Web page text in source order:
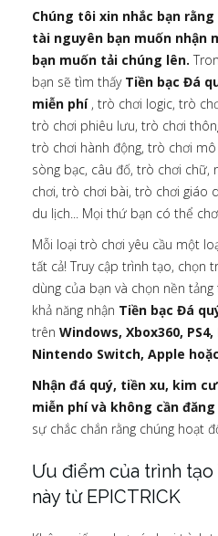
Chúng tôi xin nhắc bạn
tài nguyên bạn muốn nhận
bạn muốn tải chúng lên.
bạn sẽ tìm thấy Tiền bạc Đá
miễn phí, trò chơi logic, trò
trò chơi phiêu lưu, trò chơi
trò chơi hành động, trò chơi
sòng bạc, câu đố, trò chơi chữ,
chơi, trò chơi bài, trò chơi giáo
du lịch... Mọi thứ bạn có thể
Mỗi loại trò chơi yêu cầu một
tất cả! Truy cập trình tạo, chọn
dùng của bạn và chọn nền
khả năng nhận Tiền bạc Đá
trên Windows, Xbox360, PS4,
Nintendo Switch, Apple
Nhận đá quý, tiền xu, kim
miễn phí và không cần
sự chắc chắn rằng chúng hoạt
Ưu điểm của trình
này từ EPICTRICK